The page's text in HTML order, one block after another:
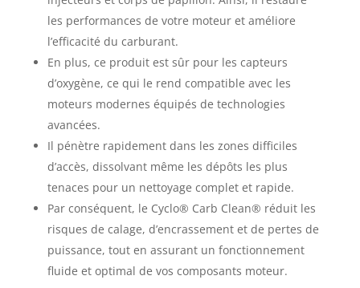
les performances de votre moteur et améliore
l’efficacité du carburant.
En plus, ce produit est sûr pour les capteurs
d’oxygène, ce qui le rend compatible avec les
moteurs modernes équipés de technologies
avancées.
Il pénètre rapidement dans les zones difficiles
d’accès, dissolvant même les dépôts les plus
tenaces pour un nettoyage complet et rapide.
Par conséquent, le Cyclo® Carb Clean® réduit les
risques de calage, d’encrassement et de pertes de
puissance, tout en assurant un fonctionnement
fluide et optimal de vos composants moteur.